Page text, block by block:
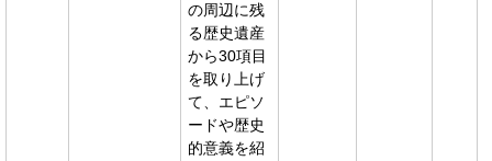
の周辺に残
る歴史遺産
から30項目
を取り上げ
て、エピソ
ードや歴史
的意義を紹